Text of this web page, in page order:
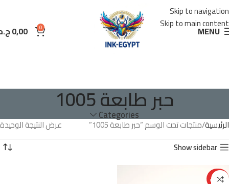
Skip to navigation
Skip to main content
MENU
0
0,00
حبر طابعة 1005
Categories
الرئيسية منتجات تحت الوسم “حبر طابعة 1005”
عرض النتيجة الوحيدة
Show sidebar
تخفيض